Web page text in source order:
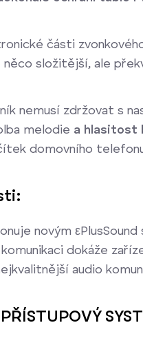
části
něco složitější, ale
nemusí zdržovat s
melodie a hlasitost
domovního
novým ε
dokáže
audio